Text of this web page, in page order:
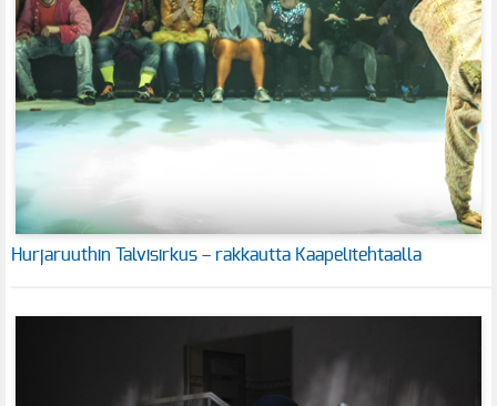
Hurjaruuthin Talvisirkus – rakkautta Kaapelitehtaalla